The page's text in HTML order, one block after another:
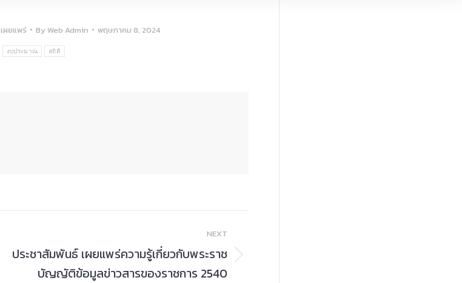
เผยแพร่ By Web Admin
พฤษภาคม 8, 2024
งบประมาณ สถิติ
NEXT
Next
ประชาสัมพันธ์ เผยแพร่ความรู้เกี่ยวกับพระราช
บัญญัติข้อมูลข่าวสารของราชการ 2540